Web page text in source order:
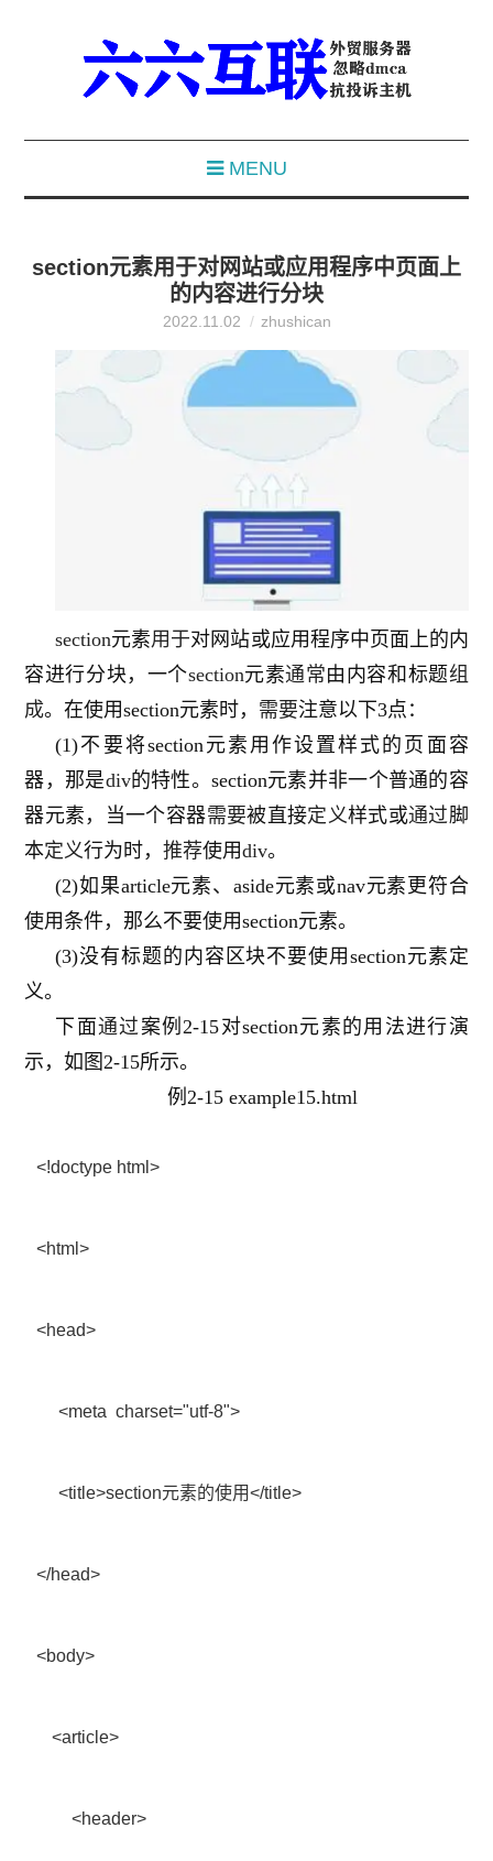
MENU
section元素用于对网站或应用程序中页面上
的内容进行分块
2022.11.02 zhushican
section元素用于对网站或应用程序中页面上的内
容进行分块，一个section元素通常由内容和标题组
成。在使用section元素时， 需要注意以下3点：
(1)不要将section元素用作设置样式的页面容
器，那是div的特性。section元素并非一个普通的容
器元素，当一个容器需要被直接定义样式或通过脚
本定义行为时，推荐使用div。
(2)如果article元素、aside元素或nav元素更符合
使用条件，那么不要使用section元素。
(3)没有标题的内容区块不要使用section元素定
义。
下面通过 案例2-15对section元素的用法进行演
示，如图2-15所示。
例2-15 example15.html
<!doctype html>
<html>
<head>
<meta charset="utf-8">
<title>section元素的使用</title>
</head>
<body>
<article>
<header>